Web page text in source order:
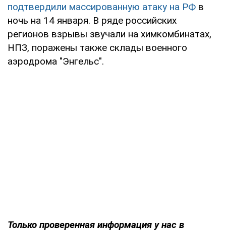
подтвердили массированную атаку на РФ в
ночь на 14 января. В ряде российских
регионов взрывы звучали на химкомбинатах,
НПЗ, поражены также склады военного
аэродрома "Энгельс".
Только проверенная информация у нас в